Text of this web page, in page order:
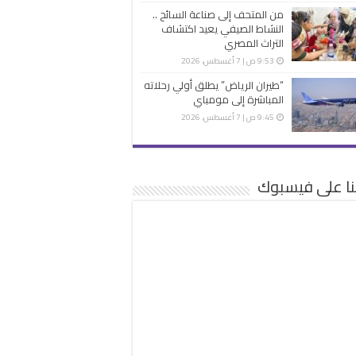
من المتحف إلى صناعة السائح ..
النشاط الصيفي يعيد اكتشاف
التراث المصري
9:53 ص | 7 أغسطس، 2026
“طيران الرياض” يطلق أولي رحلاته
المباشرة إلى مومباي
9:45 ص | 7 أغسطس، 2026
على فيسبوك